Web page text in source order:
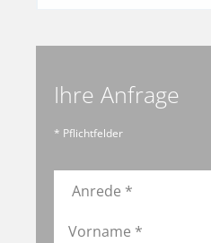
Ihre Anfrage
* Pflichtfelder